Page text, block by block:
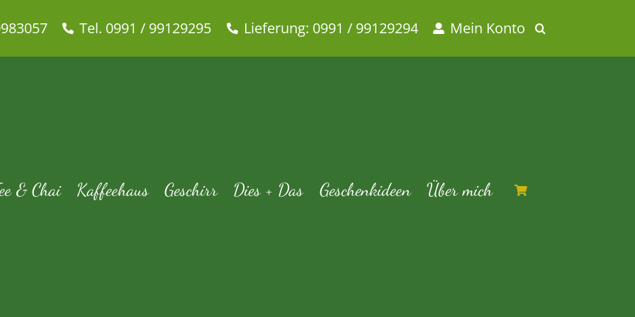
Tel. 0991 / 99129295 Lieferung: 0991 / 99129294 Mein Konto
& Chai Kaffeehaus Geschirr Dies + Das Geschenkideen Über mich